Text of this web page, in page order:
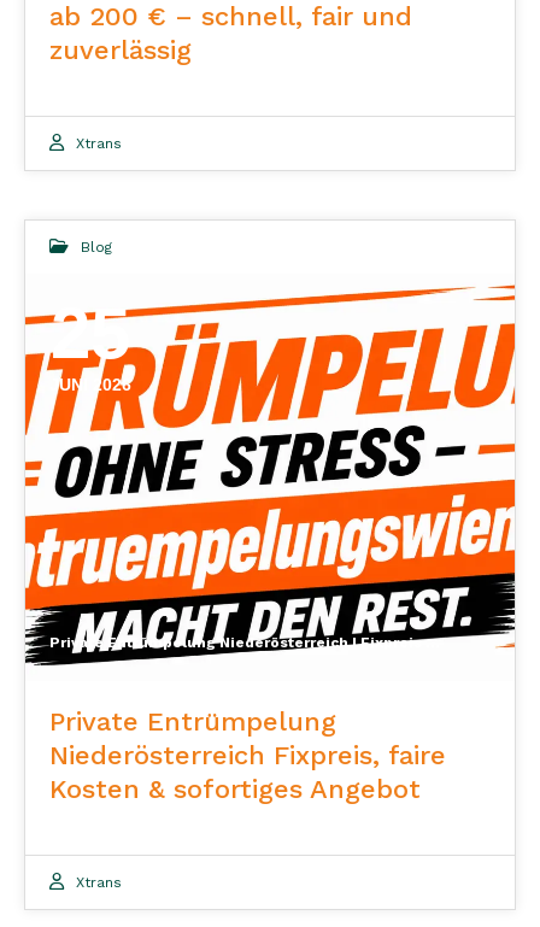
ab 200 € – schnell, fair und
zuverlässig
Xtrans
Blog
Private Entrümpelung Niederösterreich | Fixpreis ab 200 €
25
JUNI 2026
Private Entrümpelung
Niederösterreich Fixpreis, faire
Kosten & sofortiges Angebot
Xtrans